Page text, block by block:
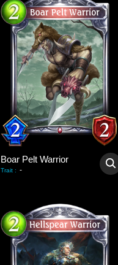
Boar Pelt Warrior
Trait : -